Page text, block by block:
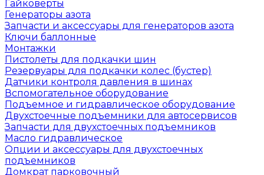
Гайковерты
Генераторы азота
Запчасти и аксессуары для генераторов азота
Ключи баллонные
Монтажки
Пистолеты для подкачки шин
Резервуары для подкачки колес (бустер)
Датчики контроля давления в шинах
Вспомогательное оборудование
Подъемное и гидравлическое оборудование
Двухстоечные подъемники для автосервисов
Запчасти для двухстоечных подъемников
Масло гидравлическое
Опции и аксессуары для двухстоечных
подъемников
Домкрат парковочный